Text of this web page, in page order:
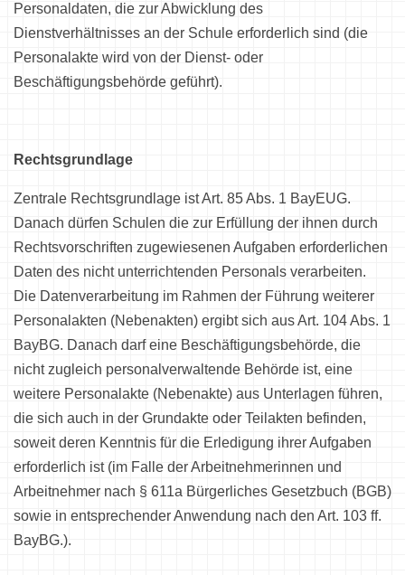
Personaldaten, die zur Abwicklung des
Dienstverhältnisses an der Schule erforderlich sind (die
Personalakte wird von der Dienst- oder
Beschäftigungsbehörde geführt).
Rechtsgrundlage
Zentrale Rechtsgrundlage ist Art. 85 Abs. 1 BayEUG.
Danach dürfen Schulen die zur Erfüllung der ihnen durch
Rechtsvorschriften zugewiesenen Aufgaben erforderlichen
Daten des nicht unterrichtenden Personals verarbeiten.
Die Datenverarbeitung im Rahmen der Führung weiterer
Personalakten (Nebenakten) ergibt sich aus Art. 104 Abs. 1
BayBG. Danach darf eine Beschäftigungsbehörde, die
nicht zugleich personalverwaltende Behörde ist, eine
weitere Personalakte (Nebenakte) aus Unterlagen führen,
die sich auch in der Grundakte oder Teilakten befinden,
soweit deren Kenntnis für die Erledigung ihrer Aufgaben
erforderlich ist (im Falle der Arbeitnehmerinnen und
Arbeitnehmer nach § 611a Bürgerliches Gesetzbuch (BGB)
sowie in entsprechender Anwendung nach den Art. 103 ff.
BayBG.).